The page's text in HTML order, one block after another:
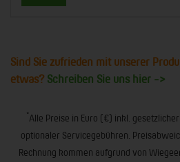
Sind Sie zufrieden mit unserer
etwas? Schreiben Sie uns hier ->
*Alle Preise in Euro (€) inkl.
optionaler Servicegebühren.
Rechnung kommen aufgrund von